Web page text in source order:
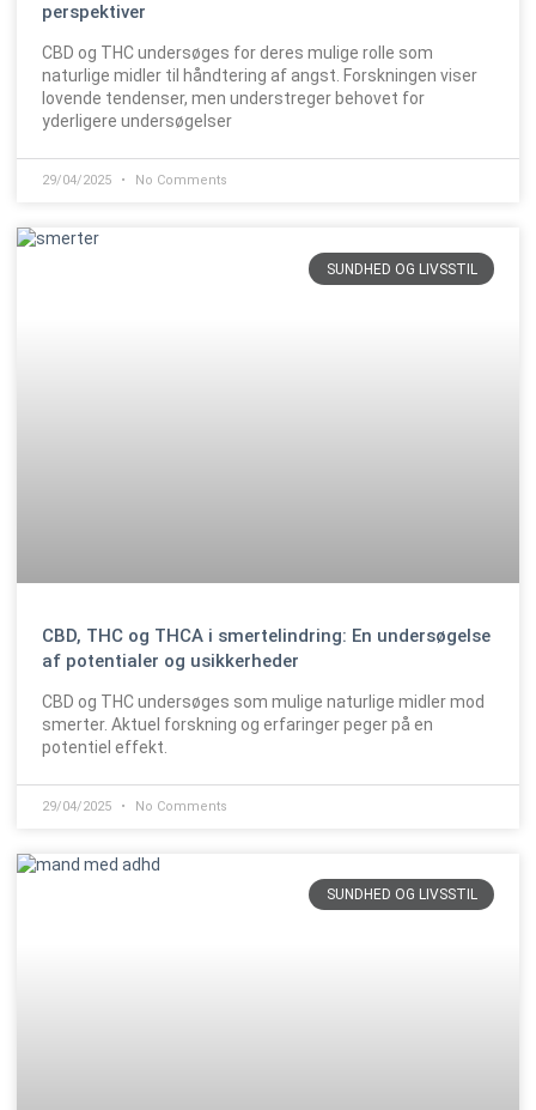
perspektiver
CBD og THC undersøges for deres mulige rolle som
naturlige midler til håndtering af angst. Forskningen viser
lovende tendenser, men understreger behovet for
yderligere undersøgelser
29/04/2025 No Comments
SUNDHED OG LIVSSTIL
CBD, THC og THCA i smertelindring: En undersøgelse
af potentialer og usikkerheder
CBD og THC undersøges som mulige naturlige midler mod
smerter. Aktuel forskning og erfaringer peger på en
potentiel effekt.
29/04/2025 No Comments
SUNDHED OG LIVSSTIL